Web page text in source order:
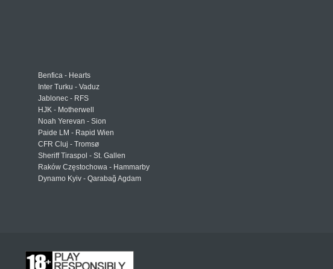
Benfica - Hearts
Inter Turku - Vaduz
Jablonec - RFS
HJK - Motherwell
Noah Yerevan - Sion
Paide LM - Rapid Wien
CFR Cluj - Tromsø
Sheriff Tiraspol - St. Gallen
Raków Częstochowa - Hammarby
Dynamo Kyiv - Qarabağ Agdam